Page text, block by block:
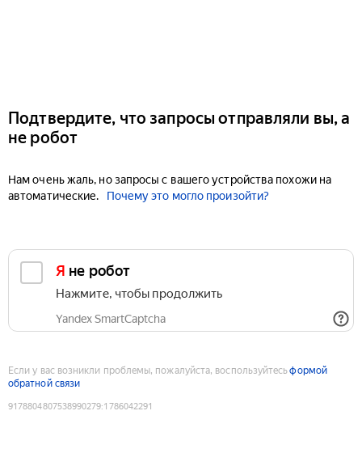
Подтвердите, что запросы отправляли вы, а
не робот
Нам очень жаль, но запросы с вашего устройства похожи на
автоматические.
Почему это могло произойти?
Я не робот
Нажмите, чтобы продолжить
Yandex SmartCaptcha
Если у вас возникли проблемы, пожалуйста, воспользуйтесьформой
обратной связи
9178804807538990279:1786042291